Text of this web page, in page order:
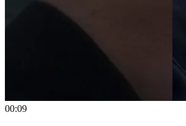
00:09